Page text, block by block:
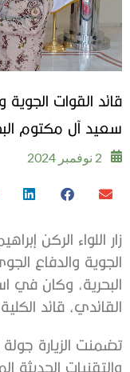
قائد القوات الجوية
سعيد آل مكتوم
2 نوفمبر 2024
زار اللواء الركن
الجوية والدفاع
البحرية، وكان في
القائدي، قائد
تضمنت الزيارة
والتقنيات الحديثة